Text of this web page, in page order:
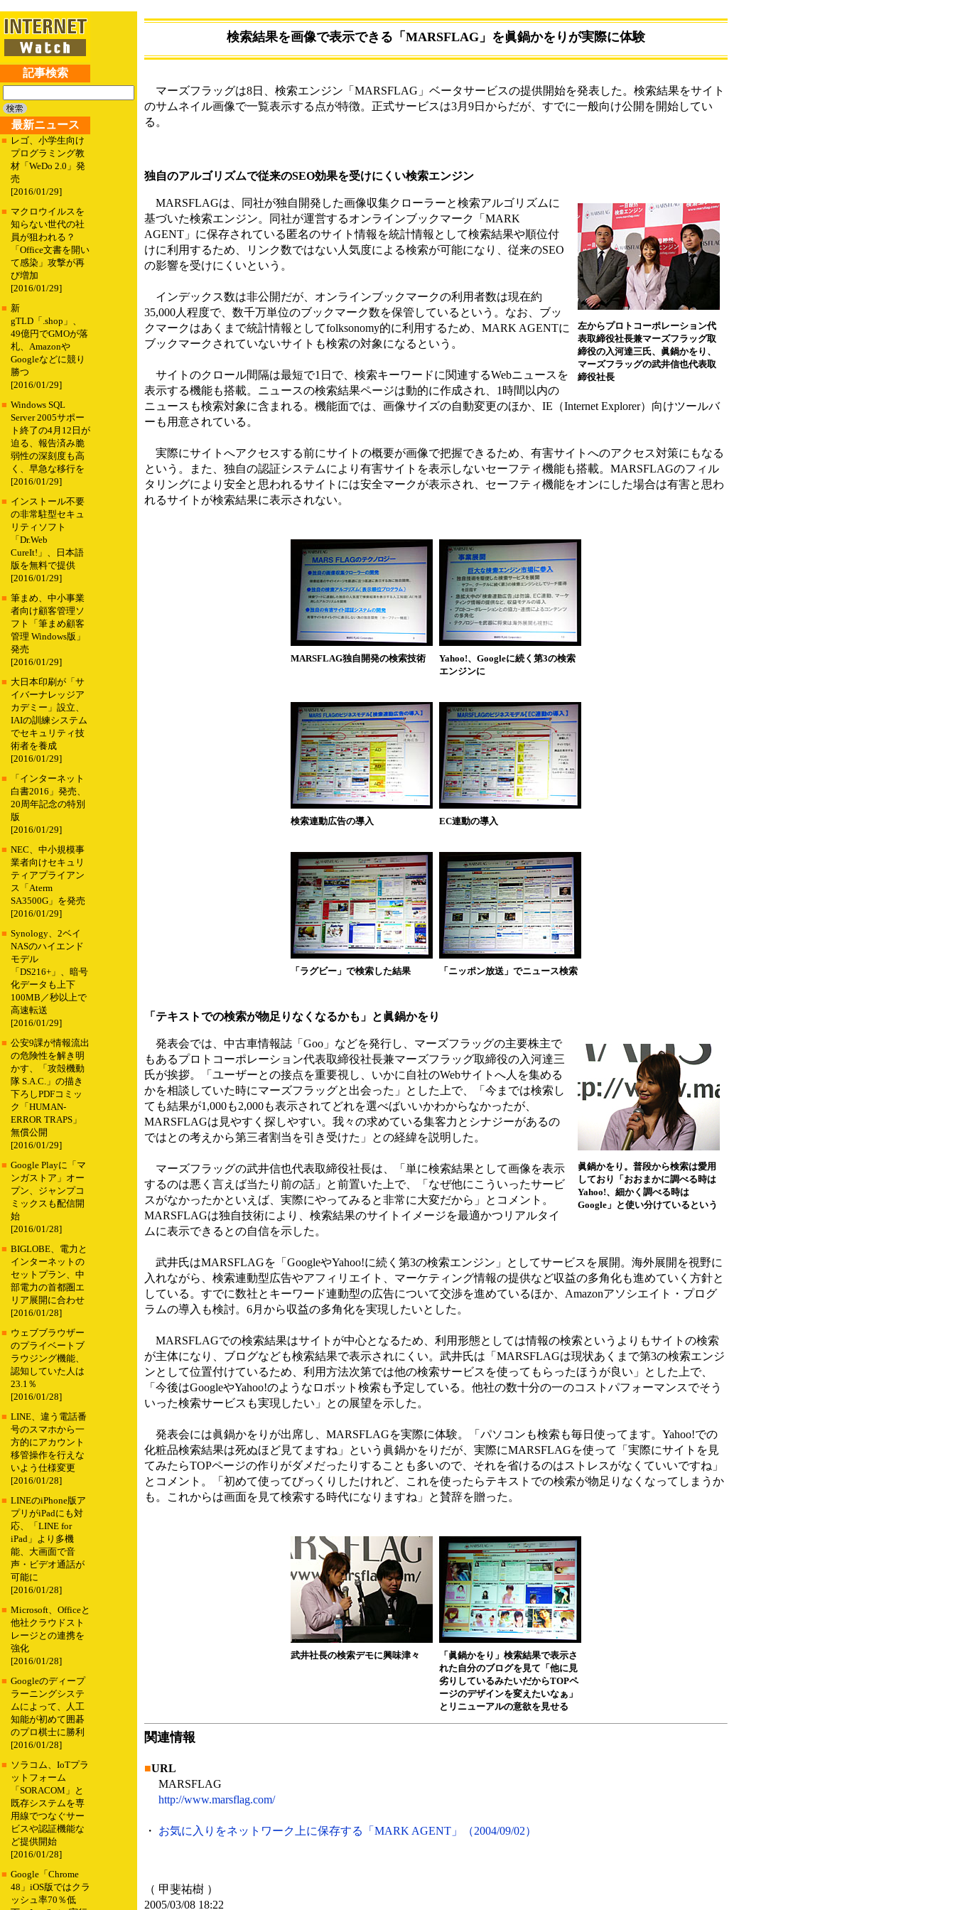
記事検索
最新ニュース
■ レゴ、小学生向け
プログラミング教
材「WeDo 2.0」発
売
[2016/01/29]
■ マクロウイルスを
知らない世代の社
員が狙われる？
「Office文書を開い
て感染」攻撃が再
び増加
[2016/01/29]
■ 新
gTLD「.shop」、
49億円でGMOが落
札、Amazonや
Googleなどに競り
勝つ
[2016/01/29]
■ Windows SQL
Server 2005サポー
ト終了の4月12日が
迫る、報告済み脆
弱性の深刻度も高
く、早急な移行を
[2016/01/29]
■ インストール不要
の非常駐型セキュ
リティソフト
「Dr.Web
CureIt!」、日本語
版を無料で提供
[2016/01/29]
■ 筆まめ、中小事業
者向け顧客管理ソ
フト「筆まめ顧客
管理 Windows版」
発売
[2016/01/29]
■ 大日本印刷が「サ
イバーナレッジア
カデミー」設立、
IAIの訓練システム
でセキュリティ技
術者を養成
[2016/01/29]
■
「インターネット
白書2016」発売、
20周年記念の特別
版
[2016/01/29]
■ NEC、中小規模事
業者向けセキュリ
ティアプライアン
ス「Aterm
SA3500G」を発売
[2016/01/29]
■ Synology、2ベイ
NASのハイエンド
モデル
「DS216+」、暗号
化データも上下
100MB／秒以上で
高速転送
[2016/01/29]
■ 公安9課が情報流出
の危険性を解き明
かす、「攻殻機動
隊 S.A.C.」の描き
下ろしPDFコミッ
ク「HUMAN-
ERROR TRAPS」
無償公開
[2016/01/29]
■ Google Playに「マ
ンガストア」オー
プン、ジャンプコ
ミックスも配信開
始
[2016/01/28]
■ BIGLOBE、電力と
インターネットの
セットプラン、中
部電力の首都圏エ
リア展開に合わせ
[2016/01/28]
■ ウェブブラウザー
のプライベートブ
ラウジング機能、
認知していた人は
23.1％
[2016/01/28]
■ LINE、違う電話番
号のスマホから一
方的にアカウント
移管操作を行えな
いよう仕様変更
[2016/01/28]
■ LINEのiPhone版ア
プリがiPadにも対
応、「LINE for
iPad」より多機
能、大画面で音
声・ビデオ通話が
可能に
[2016/01/28]
■ Microsoft、Officeと
他社クラウドスト
レージとの連携を
強化
[2016/01/28]
■ Googleのディープ
ラーニングシステ
ムによって、人工
知能が初めて囲碁
のプロ棋士に勝利
[2016/01/28]
■ ソラコム、IoTプラ
ットフォーム
「SORACOM」と
既存システムを専
用線でつなぐサー
ビスや認証機能な
ど提供開始
[2016/01/28]
■ Google「Chrome
48」iOS版ではクラ
ッシュ率70％低
検索結果を画像で表示できる「MARSFLAG」を眞鍋かをりが実際に体験
マーズフラッグは8日、検索エンジン「MARSFLAG」ベータサービスの提供開始を発表した。検索結果をサイト
のサムネイル画像で一覧表示する点が特徴。正式サービスは3月9日からだが、すでに一般向け公開を開始してい
る。
独自のアルゴリズムで従来のSEO効果を受けにくい検索エンジン
左からプロトコーポレーション代
表取締役社長兼マーズフラッグ取
締役の入河達三氏、眞鍋かをり、
マーズフラッグの武井信也代表取
締役社長
MARSFLAGは、同社が独自開発した画像収集クローラーと検索アルゴリズムに
基づいた検索エンジン。同社が運営するオンラインブックマーク「MARK
AGENT」に保存されている匿名のサイト情報を統計情報として検索結果や順位付
けに利用するため、リンク数ではない人気度による検索が可能になり、従来のSEO
の影響を受けにくいという。
インデックス数は非公開だが、オンラインブックマークの利用者数は現在約
35,000人程度で、数千万単位のブックマーク数を保管しているという。なお、ブッ
クマークはあくまで統計情報としてfolksonomy的に利用するため、MARK AGENTに
ブックマークされていないサイトも検索の対象になるという。
サイトのクロール間隔は最短で1日で、検索キーワードに関連するWebニュースを
表示する機能も搭載。ニュースの検索結果ページは動的に作成され、1時間以内の
ニュースも検索対象に含まれる。機能面では、画像サイズの自動変更のほか、IE（Internet Explorer）向けツールバ
ーも用意されている。
実際にサイトへアクセスする前にサイトの概要が画像で把握できるため、有害サイトへのアクセス対策にもなる
という。また、独自の認証システムにより有害サイトを表示しないセーフティ機能も搭載。MARSFLAGのフィル
タリングにより安全と思われるサイトには安全マークが表示され、セーフティ機能をオンにした場合は有害と思わ
れるサイトが検索結果に表示されない。
MARSFLAG独自開発の検索技術
Yahoo!、Googleに続く第3の検索
エンジンに
検索連動広告の導入 EC連動の導入
「ラグビー」で検索した結果 「ニッポン放送」でニュース検索
「テキストでの検索が物足りなくなるかも」と眞鍋かをり
眞鍋かをり。普段から検索は愛用
しており「おおまかに調べる時は
Yahoo!、細かく調べる時は
Google」と使い分けているという
発表会では、中古車情報誌「Goo」などを発行し、マーズフラッグの主要株主で
もあるプロトコーポレーション代表取締役社長兼マーズフラッグ取締役の入河達三
氏が挨拶。「ユーザーとの接点を重要視し、いかに自社のWebサイトへ人を集める
かを相談していた時にマーズフラッグと出会った」とした上で、「今までは検索し
ても結果が1,000も2,000も表示されてどれを選べばいいかわからなかったが、
MARSFLAGは見やすく探しやすい。我々の求めている集客力とシナジーがあるの
ではとの考えから第三者割当を引き受けた」との経緯を説明した。
マーズフラッグの武井信也代表取締役社長は、「単に検索結果として画像を表示
するのは悪く言えば当たり前の話」と前置いた上で、「なぜ他にこういったサービ
スがなかったかといえば、実際にやってみると非常に大変だから」とコメント。
MARSFLAGは独自技術により、検索結果のサイトイメージを最適かつリアルタイ
ムに表示できるとの自信を示した。
武井氏はMARSFLAGを「GoogleやYahoo!に続く第3の検索エンジン」としてサービスを展開。海外展開を視野に
入れながら、検索連動型広告やアフィリエイト、マーケティング情報の提供など収益の多角化も進めていく方針と
している。すでに数社とキーワード連動型の広告について交渉を進めているほか、Amazonアソシエイト・プログ
ラムの導入も検討。6月から収益の多角化を実現したいとした。
MARSFLAGでの検索結果はサイトが中心となるため、利用形態としては情報の検索というよりもサイトの検索
が主体になり、ブログなども検索結果で表示されにくい。武井氏は「MARSFLAGは現状あくまで第3の検索エンジ
ンとして位置付けているため、利用方法次第では他の検索サービスを使ってもらったほうが良い」とした上で、
「今後はGoogleやYahoo!のようなロボット検索も予定している。他社の数十分の一のコストパフォーマンスでそう
いった検索サービスも実現したい」との展望を示した。
発表会には眞鍋かをりが出席し、MARSFLAGを実際に体験。「パソコンも検索も毎日使ってます。Yahoo!での
化粧品検索結果は死ぬほど見てますね」という眞鍋かをりだが、実際にMARSFLAGを使って「実際にサイトを見
てみたらTOPページの作りがダメだったりすることも多いので、それを省けるのはストレスがなくていいですね」
とコメント。「初めて使ってびっくりしたけれど、これを使ったらテキストでの検索が物足りなくなってしまうか
も。これからは画面を見て検索する時代になりますね」と賛辞を贈った。
武井社長の検索デモに興味津々
「眞鍋かをり」検索結果で表示さ
れた自分のブログを見て「他に見
劣りしているみたいだからTOPペ
ージのデザインを変えたいなぁ」
とリニューアルの意欲を見せる
関連情報
■URL
MARSFLAG
http://www.marsflag.com/
・ お気に入りをネットワーク上に保存する「MARK AGENT」（2004/09/02）
（ 甲斐祐樹 ）
2005/03/08 18:22